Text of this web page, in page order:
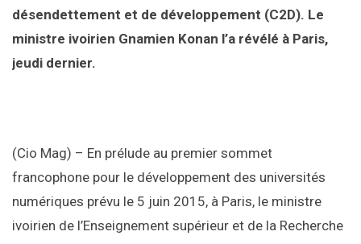
désendettement et de développement (C2D). Le
ministre ivoirien Gnamien Konan l’a révélé à Paris,
jeudi dernier.
(Cio Mag) – En prélude au premier sommet
francophone pour le développement des universités
numériques prévu le 5 juin 2015, à Paris, le ministre
ivoirien de l’Enseignement supérieur et de la Recherche